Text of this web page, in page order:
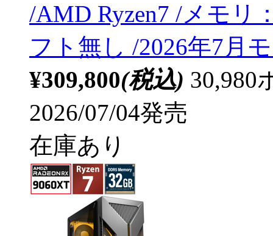
/AMD Ryzen7 /メモリ
フト無し /2026年7月
¥309,800(税込) 30,980
2026/07/04発売
在庫あり